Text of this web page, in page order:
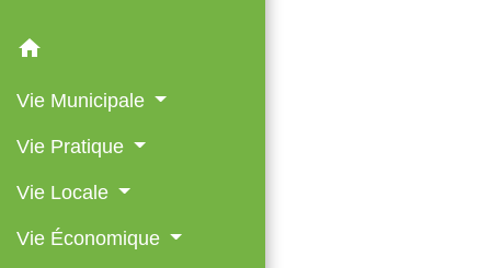
home
Vie Municipale
Vie Pratique
Vie Locale
Vie Économique